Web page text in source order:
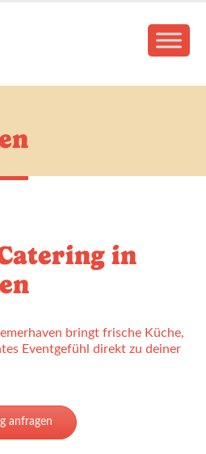
in
bringt frische Küche,
Eventgefühl direkt zu deiner
anfragen